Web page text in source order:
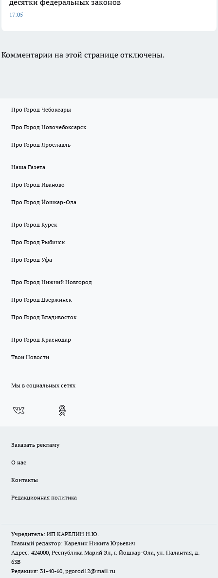
десятки федеральных законов
17:05
Комментарии на этой странице отключены.
Про Город Чебоксары
Про Город Новочебоксарск
Про Город Ярославль
Наша Газета
Про Город Иваново
Про Город Йошкар-Ола
Про Город Курск
Про Город Рыбинск
Про Город Уфа
Про Город Нижний Новгород
Про Город Дзержинск
Про Город Владивосток
Про Город Краснодар
Твои Новости
Мы в социальных сетях
Заказать рекламу
О нас
Контакты
Редакционная политика
Учредитель: ИП КАРЕЛИН Н.Ю.
Главный редактор: Карелин Никита Юрьевич
Адрес: 424000, Республика Марий Эл, г. Йошкар-Ола, ул. Палантая, д.
63В
Редакция: 31-40-60, pgorod12@mail.ru